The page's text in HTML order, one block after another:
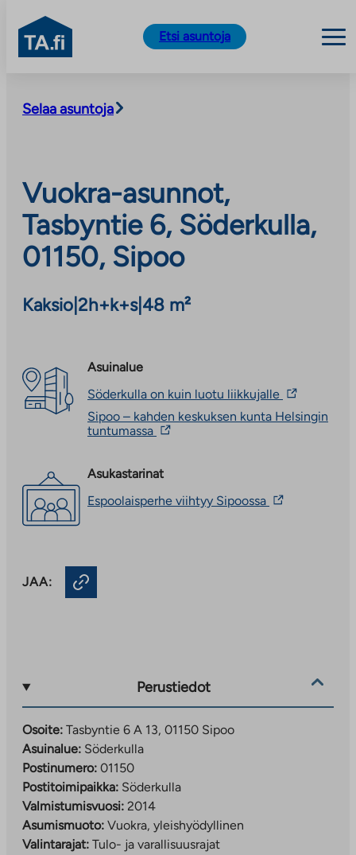
sisältöön
TA.fi
Etsi asuntoja
Selaa asuntoja
Vuokra-asunnot,
Tasbyntie 6, Söderkulla,
01150, Sipoo
Kaksio 2h+k+s| 48 m²
Asuinalue
Söderkulla on kuin luotu liikkujalle Linkki
välilehteen
Sipoo – kahden keskuksen kunta Helsingin
tuntumassa Linkki
palveluun.
aukeaa
Asukastarinat
Espoolaisperhe viihtyy Sipoossa Linkki
JAA:
Perustiedot
Osoite: Tasbyntie 6 A 13, 01150 Sipoo
Asuinalue: Söderkulla
Postinumero: 01150
Postitoimipaikka: Söderkulla
Valmistumisvuosi: 2014
Asumismuoto: Vuokra, yleishyödyllinen
Valintarajat: Tulo- ja varallisuusrajat